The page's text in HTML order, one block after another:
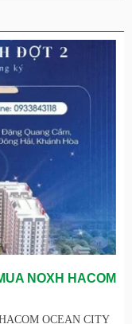
NOXH HACOM
OCEAN CITY